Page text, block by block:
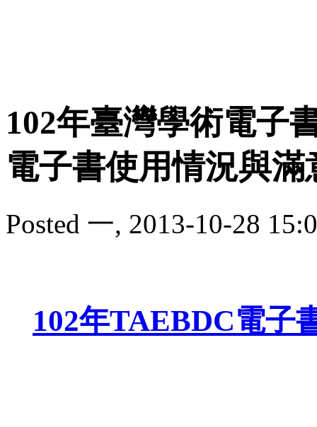
102年臺灣學術電子
電子書使用情況與
Posted 一, 2013-10-28
102年TAEBDC電子